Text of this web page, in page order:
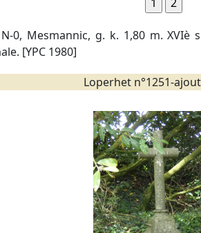
0, Mesmannic, g. k. 1,80 m. XVIè
[YPC 1980]
Loperhet n°1251-